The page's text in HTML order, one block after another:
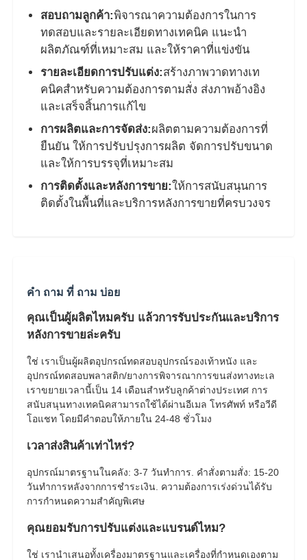
สอบถามลูกค้า:พิจารณาความต้องการในการ
ทดสอบและรายละเอียดทางเทคนิค แนะนํา
ผลิตภัณฑ์ที่เหมาะสม และให้ราคาที่แข่งขัน
รายละเอียดการปรับแต่ง:สร้างภาพวาดทางเท
คนิคสําหรับความต้องการตามสั่ง ส่งภาพอ้างอิง
และเสร็จสิ้นการแก้ไข
การผลิตและการจัดส่ง:ผลิตตามความต้องการที่
ยืนยัน ให้การปรับปรุงการผลิต จัดการปรับขนาด
และให้การบรรจุที่เหมาะสม
การติดตั้งและหลังการขาย:ให้การสนับสนุนการ
ติดตั้งในพื้นที่และบริการหลังการขายที่ครบวงจร
คํา ถาม ที่ ถาม บ่อย
คุณเป็นผู้ผลิตไหมครับ แล้วการรับประกันและบริการ
หลังการขายล่ะครับ
ใช่ เราเป็นผู้ผลิตอุปกรณ์ทดสอบอุปกรณ์รองเท้าหนัง และ
อุปกรณ์ทดสอบพลาสติก/ยางการพิจารณาการขนส่งทางทะเล
เราขยายเวลานี้เป็น 14 เดือนสําหรับลูกค้าต่างประเทศ การ
สนับสนุนทางเทคนิคสามารถใช้ได้ผ่านอีเมล โทรศัพท์ หรือวีดี
โอแชท โดยมีคําตอบให้ภายใน 24-48 ชั่วโมง
เวลาส่งสินค้าเท่าไหร่?
อุปกรณ์มาตรฐานในคลัง: 3-7 วันทําการ. คําสั่งตามสั่ง: 15-20
วันทําการหลังจากการชําระเงิน. ความต้องการเร่งด่วนได้รับ
การกําหนดความสําคัญพิเศษ
คุณยอมรับการปรับแต่งและแบรนด์ไหม?
ใช่ เรานําเสนอทั้งเครื่องมาตรฐานและเครื่องที่กําหนดเองตาม